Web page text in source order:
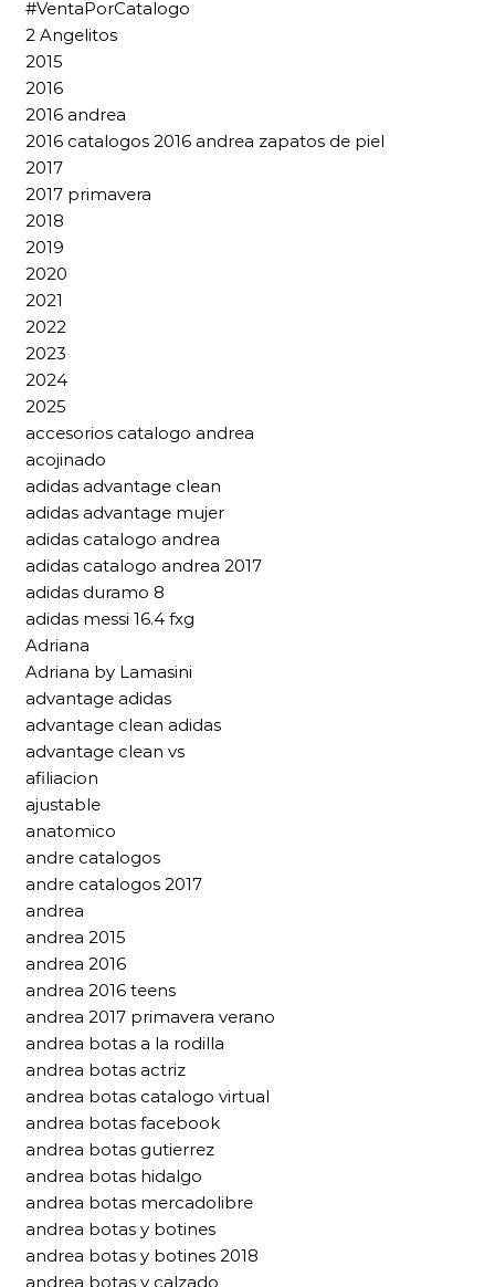
#VentaPorCatalogo
2 Angelitos
2015
2016
2016 andrea
2016 catalogos 2016 andrea zapatos de piel
2017
2017 primavera
2018
2019
2020
2021
2022
2023
2024
2025
accesorios catalogo andrea
acojinado
adidas advantage clean
adidas advantage mujer
adidas catalogo andrea
adidas catalogo andrea 2017
adidas duramo 8
adidas messi 16.4 fxg
Adriana
Adriana by Lamasini
advantage adidas
advantage clean adidas
advantage clean vs
afiliacion
ajustable
anatomico
andre catalogos
andre catalogos 2017
andrea
andrea 2015
andrea 2016
andrea 2016 teens
andrea 2017 primavera verano
andrea botas a la rodilla
andrea botas actriz
andrea botas catalogo virtual
andrea botas facebook
andrea botas gutierrez
andrea botas hidalgo
andrea botas mercadolibre
andrea botas y botines
andrea botas y botines 2018
andrea botas y calzado